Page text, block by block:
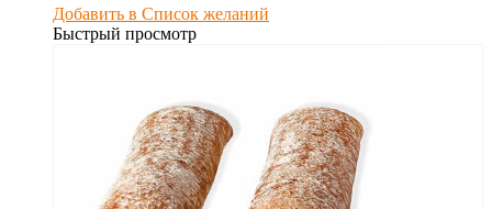
Добавить в Список желаний
Быстрый просмотр